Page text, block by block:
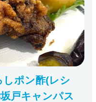
しポン酢(レシ
戸キャンパス